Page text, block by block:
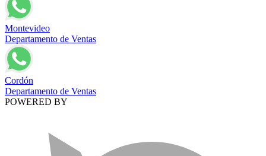
Montevideo
Departamento de Ventas
Cordón
Departamento de Ventas
POWERED BY